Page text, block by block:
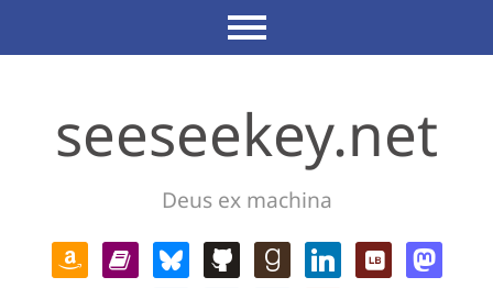
seeseekey.net
Deus ex machina